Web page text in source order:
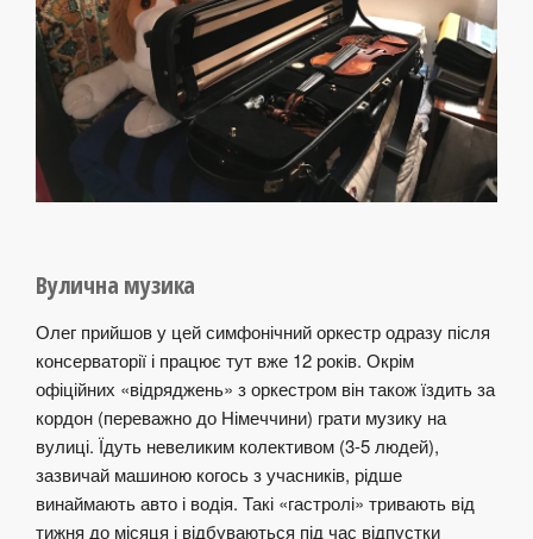
Вулична музика
Олег прийшов у цей симфонічний оркестр одразу після
консерваторії і працює тут вже 12 років. Окрім
офіційних «відряджень» з оркестром він також їздить за
кордон (переважно до Німеччини) грати музику на
вулиці. Їдуть невеликим колективом (3-5 людей),
зазвичай машиною когось з учасників, рідше
винаймають авто і водія. Такі «гастролі» тривають від
тижня до місяця і відбуваються під час відпустки